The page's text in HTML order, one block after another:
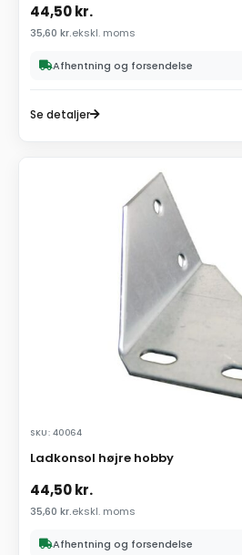
44,50kr.
35,60 kr.ekskl. moms
Afhentning og forsendelse
Se detaljer
SKU: 40064
Ladkonsol højre hobby
44,50kr.
35,60 kr.ekskl. moms
Afhentning og forsendelse